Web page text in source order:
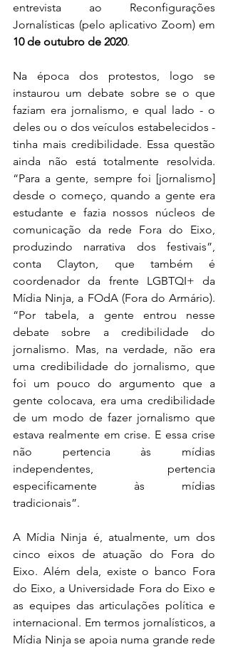
entrevista ao Reconfigurações
10 de outubro de 2020.
Na época dos protestos, logo se
instaurou um debate sobre se o que
faziam era jornalismo, e qual lado - o
deles ou o dos veículos estabelecidos -
tinha mais credibilidade. Essa questão
ainda não está totalmente resolvida.
“Para a gente, sempre foi [jornalismo]
desde o começo, quando a gente era
estudante e fazia nossos núcleos de
comunicação da rede Fora do Eixo,
produzindo narrativa dos festivais”,
conta Clayton, que também é
coordenador da frente LGBTQI+ da
Mídia Ninja, a FOdA (Fora do Armário).
“Por tabela, a gente entrou nesse
debate sobre a credibilidade do
jornalismo. Mas, na verdade, não era
uma credibilidade do jornalismo, que
foi um pouco do argumento que a
gente colocava, era uma credibilidade
de um modo de fazer jornalismo que
estava realmente em crise. E essa crise
não pertencia às mídias
independentes, pertencia
especificamente às mídias
tradicionais”.
A Mídia Ninja é, atualmente, um dos
cinco eixos de atuação do Fora do
Eixo. Além dela, existe o banco Fora
do Eixo, a Universidade Fora do Eixo e
as equipes das articulações política e
internacional. Em termos jornalísticos, a
Mídia Ninja se apoia numa grande rede